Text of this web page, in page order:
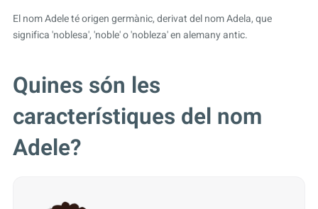
El nom Adele té origen germànic, derivat del nom Adela, que
significa 'noblesa', 'noble' o 'nobleza' en alemany antic.
Quines són les
característiques del nom
Adele?